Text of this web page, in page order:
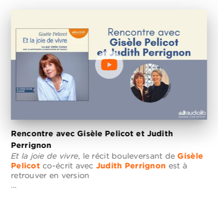
Rencontre avec Gisèle Pelicot et Judith
Perrignon
Et la joie de vivre, le récit bouleversant de Gisèle
Pelicot co-écrit avecJudith Perrignon est à
retrouver en version
…